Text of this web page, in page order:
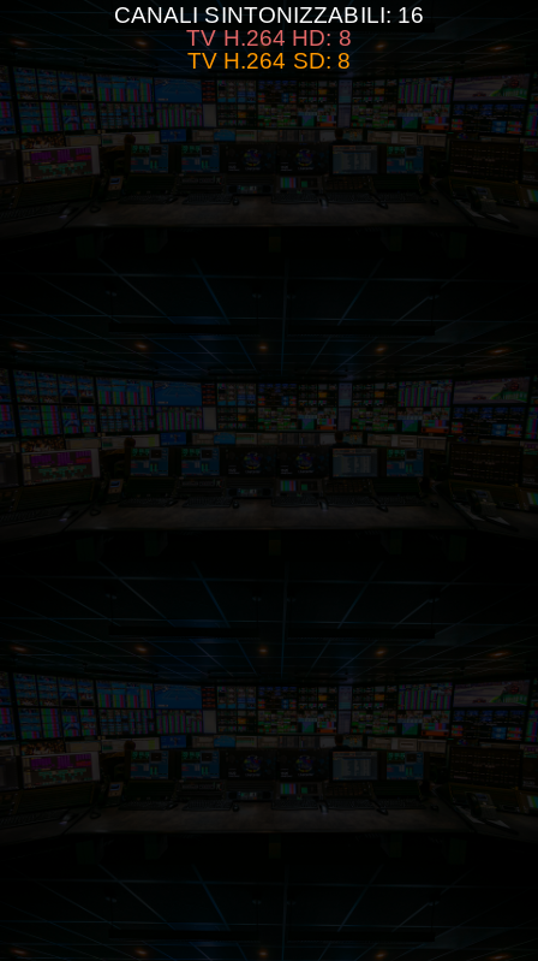
CANALI SINTONIZZABILI: 16
TV H.264 HD: 8
TV H.264 SD: 8